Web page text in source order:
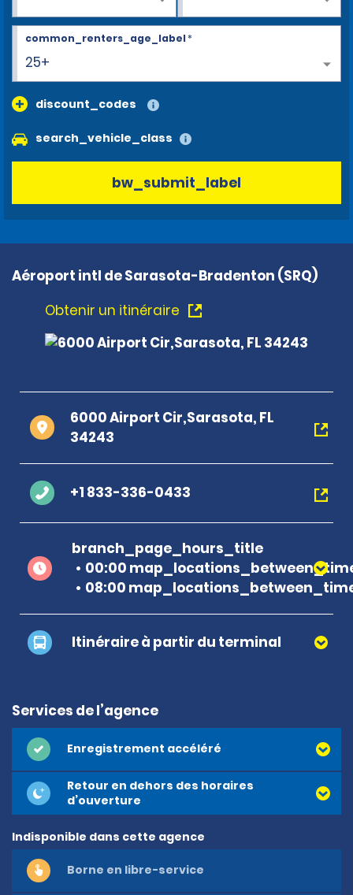
25+
common_renters_age_label*
discount_codes
search_vehicle_class
bw_submit_label
Aéroport intl de Sarasota-Bradenton (SRQ)
Obtenir un itinéraire
6000 Airport Cir,Sarasota, FL
34243
+1 833-336-0433
branch_page_hours_title
00:00
08:00
Itinéraire à partir du terminal
Services de l’agence
Enregistrement accéléré
Retour en dehors des horaires
d’ouverture
Indisponible dans cette agence
Borne en libre-service